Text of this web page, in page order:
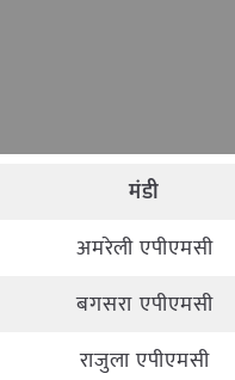
मंडी
अमरेली एपीएमसी
बगसरा एपीएमसी
राजुला एपीएमसी